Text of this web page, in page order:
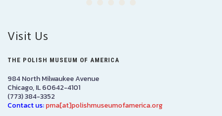
Visit Us
THE POLISH MUSEUM OF AMERICA
984 North Milwaukee Avenue
Chicago, IL 60642-4101
(773) 384-3352
Contact us:pma[at]polishmuseumofamerica.org